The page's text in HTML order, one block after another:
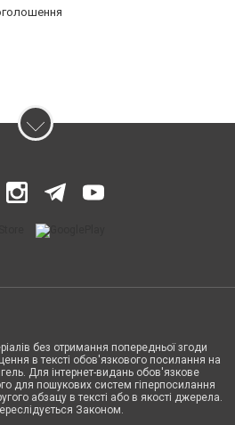
без отримання попередньої згоди
в тексті обов'язкового посилання на
Для інтернет-видань обов'язкове
для пошукових систем гіперпосилання
абзацу в тексті або в якості джерела.
Законом.